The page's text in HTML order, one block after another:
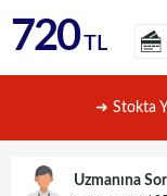
720TL
➜ Stokta
Uzmanına Sor